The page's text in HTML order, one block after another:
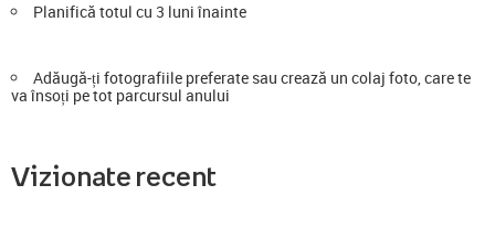
Planifică totul cu 3 luni înainte
Adăugă-ți fotografiile preferate sau crează un colaj foto, care te
va însoți pe tot parcursul anului
Vizionate recent